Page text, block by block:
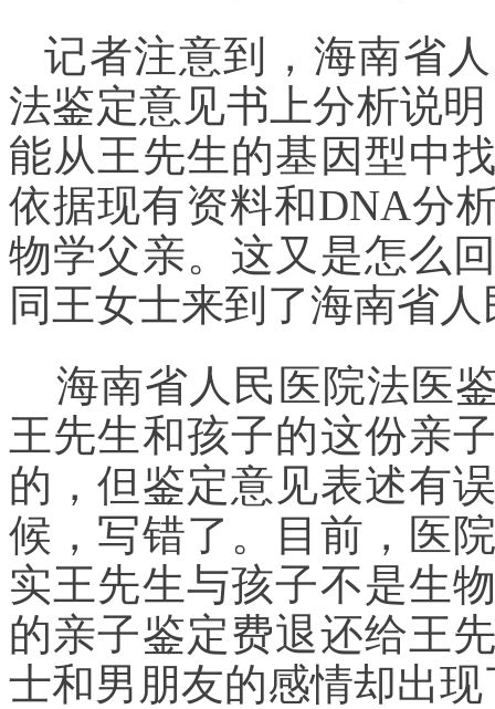
记者注意到，海南省
法鉴定意见书上分析说
能从王先生的基因型中
依据现有资料和DNA分
物学父亲。这又是怎么
同王女士来到了海南省
海南省人民医院法医
王先生和孩子的这份亲
的，但鉴定意见表述有
候，写错了。目前，医
实王先生与孩子不是生
的亲子鉴定费退还给王
士和男朋友的感情却出